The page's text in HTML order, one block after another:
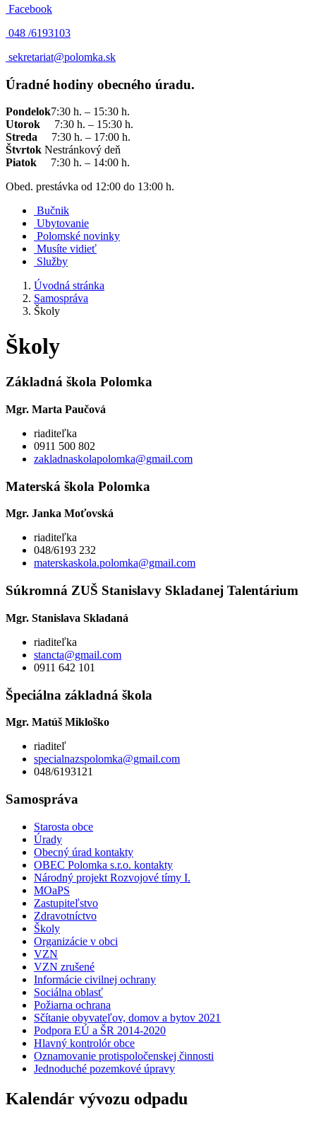
Facebook
048 /6193103
sekretariat@polomka.sk
Úradné hodiny obecného úradu.
Pondelok7:30 h. – 15:30 h.
Utorok 7:30 h. – 15:30 h.
Streda 7:30 h. – 17:00 h.
Štvrtok Nestránkový deň
Piatok
7:30 h. – 14:00 h.
Obed. prestávka od 12:00 do 13:00 h.
Bučnik
Ubytovanie
Polomské novinky
Musíte vidieť
Služby
Úvodná stránka
Samospráva
Školy
Školy
Základná škola Polomka
Mgr. Marta Paučová
riaditeľka
0911 500 802
zakladnaskolapolomka@gmail.com
Materská škola Polomka
Mgr. Janka Moťovská
riaditeľka
048/6193 232
materskaskola.polomka@gmail.com
Súkromná ZUŠ Stanislavy Skladanej Talentárium
Mgr. Stanislava Skladaná
riaditeľka
stancta@gmail.com
0911 642 101
Špeciálna základná škola
Mgr. Matúš Mikloško
riaditeľ
specialnazspolomka@gmail.com
048/6193121
Samospráva
Starosta obce
Úrady
Obecný úrad kontakty
OBEC Polomka s.r.o. kontakty
Národný projekt Rozvojové tímy I.
MOaPS
Zastupiteľstvo
Zdravotníctvo
Školy
Organizácie v obci
VZN
VZN zrušené
Informácie civilnej ochrany
Sociálna oblasť
Požiarna ochrana
Sčítanie obyvateľov, domov a bytov 2021
Podpora EÚ a ŠR 2014-2020
Hlavný kontrolór obce
Oznamovanie protispoločenskej činnosti
Jednoduché pozemkové úpravy
Kalendár vývozu odpadu